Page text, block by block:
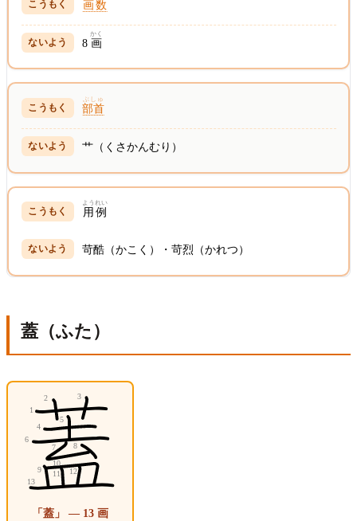
画数
8 画
かく
部首
ぶしゅ
艹（くさかんむり）
用例
ようれい
苛酷（かこく）・苛烈（かれつ）
蓋（ふた）
「蓋」 — 13 画